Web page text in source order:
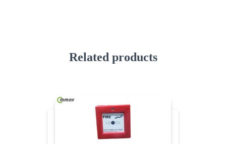
Related products